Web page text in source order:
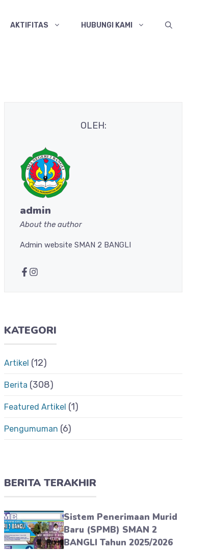
AKTIFITAS HUBUNGI KAMI
OLEH:
admin
About the author
Admin website SMAN 2 BANGLI
KATEGORI
Artikel (12)
Berita (308)
Featured Artikel (1)
Pengumuman (6)
BERITA TERAKHIR
Sistem Penerimaan Murid
Baru (SPMB) SMAN 2
BANGLI Tahun 2025/2026